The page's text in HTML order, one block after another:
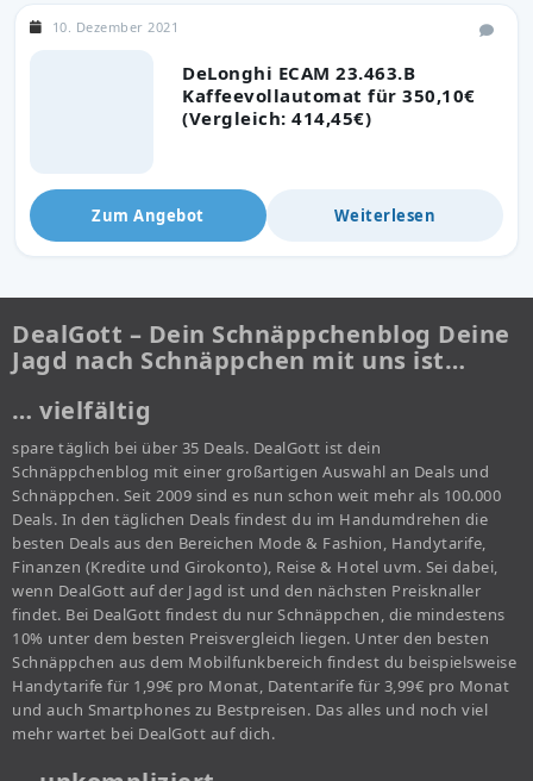
DeLonghi ECAM 23.463.B
Kaffeevollautomat für 350,10€
(Vergleich: 414,45€)
10. Dezember 2021
Zum Angebot Weiterlesen
DealGott – Dein Schnäppchenblog Deine
Jagd nach Schnäppchen mit uns ist…
… vielfältig
spare täglich bei über 35 Deals. DealGott ist dein
Schnäppchenblog mit einer großartigen Auswahl an Deals und
Schnäppchen. Seit 2009 sind es nun schon weit mehr als 100.000
Deals. In den täglichen Deals findest du im Handumdrehen die
besten Deals aus den Bereichen Mode & Fashion, Handytarife,
Finanzen (Kredite und Girokonto), Reise & Hotel uvm. Sei dabei,
wenn DealGott auf der Jagd ist und den nächsten Preisknaller
findet. Bei DealGott findest du nur Schnäppchen, die mindestens
10% unter dem besten Preisvergleich liegen. Unter den besten
Schnäppchen aus dem Mobilfunkbereich findest du beispielsweise
Handytarife für 1,99€ pro Monat, Datentarife für 3,99€ pro Monat
und auch Smartphones zu Bestpreisen. Das alles und noch viel
mehr wartet bei DealGott auf dich.